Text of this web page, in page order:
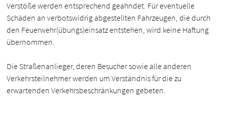
Verstöße werden entsprechend geahndet. Für eventuelle
Schäden an verbotswidrig abgestellten Fahrzeugen, die durch
den Feuerwehr(übungs)einsatz entstehen, wird keine Haftung
übernommen.
Die Straßenanlieger, deren Besucher sowie alle anderen
Verkehrsteilnehmer werden um Verständnis für die zu
erwartenden Verkehrsbeschränkungen gebeten.